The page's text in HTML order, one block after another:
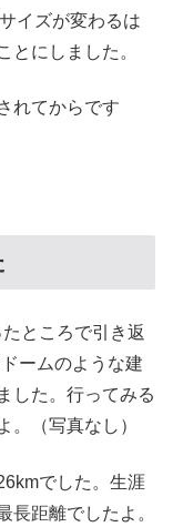
イズが変わるは
とにしました。
れてからです
ところで引き返
ームのような建
した。行ってみる
。（写真なし）
でした。生涯
長距離でしたよ。